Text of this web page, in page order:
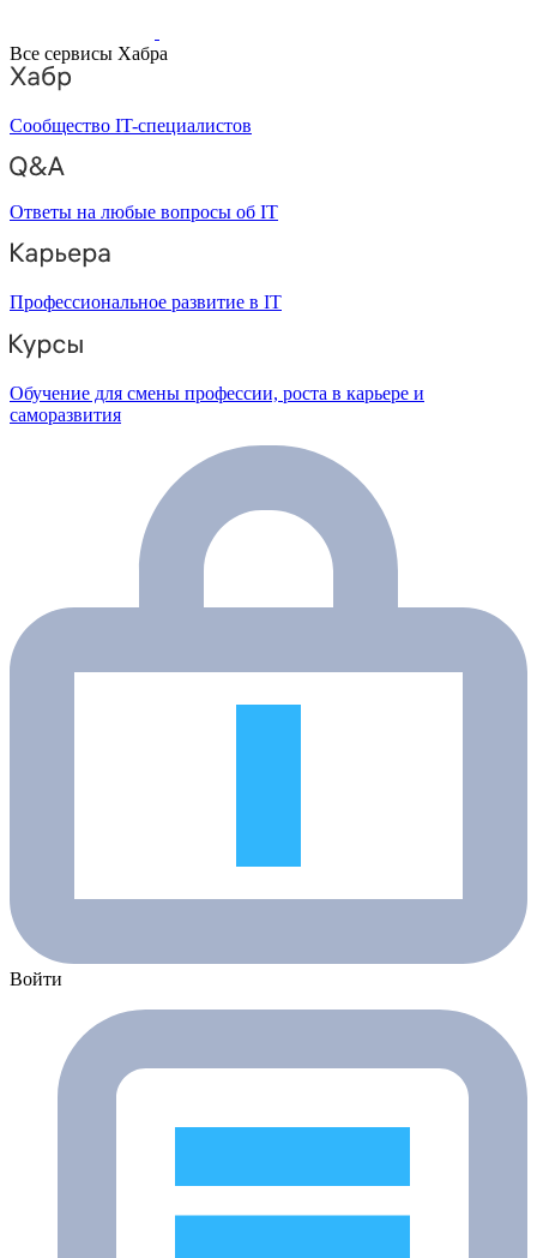
Все сервисы Хабра
Сообщество IT-специалистов
Ответы на любые вопросы об IT
Профессиональное развитие в IT
Обучение для смены профессии, роста в карьере и
саморазвития
Войти